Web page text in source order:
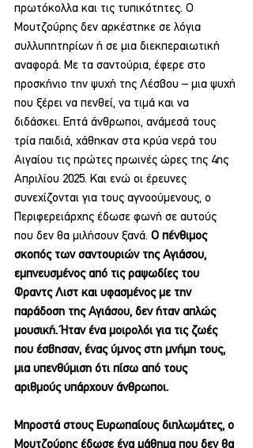
πρωτόκολλα και τις τυπικότητες. Ο
Μουτζούρης δεν αρκέστηκε σε λόγια
συλλυπητηρίων ή σε μια διεκπεραιωτική
αναφορά. Με τα σαντούρια, έφερε στο
προσκήνιο την ψυχή της Λέσβου – μια ψυχή
που ξέρει να πενθεί, να τιμά και να
διδάσκει. Επτά άνθρωποι, ανάμεσά τους
τρία παιδιά, χάθηκαν στα κρύα νερά του
Αιγαίου τις πρώτες πρωινές ώρες της 4ης
Απριλίου 2025. Και ενώ οι έρευνες
συνεχίζονται για τους αγνοούμενους, ο
Περιφερειάρχης έδωσε φωνή σε αυτούς
που δεν θα μιλήσουν ξανά. Ο πένθιμος
σκοπός των σαντουριών της Αγιάσου,
εμπνευσμένος από τις ραψωδίες του
Φραντς Λιστ και υφασμένος με την
παράδοση της Αγιάσου, δεν ήταν απλώς
μουσική. Ήταν ένα μοιρολόι για τις ζωές
που έσβησαν, ένας ύμνος στη μνήμη τους,
μια υπενθύμιση ότι πίσω από τους
αριθμούς υπάρχουν άνθρωποι.
Μπροστά στους Ευρωπαίους διπλωμάτες, ο
Μουτζούρης έδωσε ένα μάθημα που δεν θα